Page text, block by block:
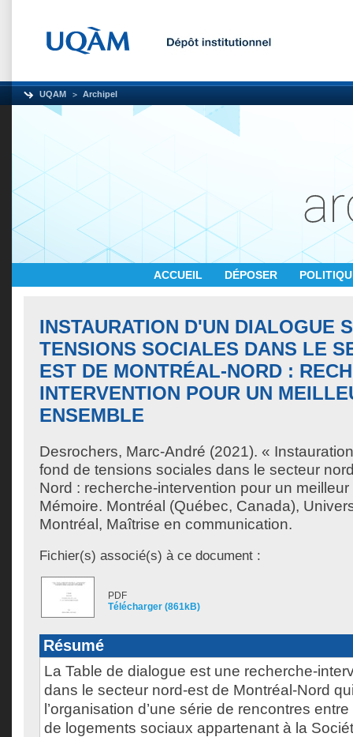
UQAM Archipel
ACCUEIL DÉPOSER
INSTAURATION D'UN DIALOGUE
TENSIONS SOCIALES DANS LE
EST DE MONTRÉAL-NORD :
INTERVENTION POUR UN
ENSEMBLE
Desrochers, Marc-André (2021). «
fond de tensions sociales dans le secteur
Nord : recherche-intervention pour un
Mémoire. Montréal (Québec, Canada),
Montréal, Maîtrise en communication.
Fichier(s) associé(s) à ce document :
PDF
Télécharger (861kB)
Résumé
La Table de dialogue est une recherche-
dans le secteur nord-est de Montréal-Nord
l’organisation d’une série de rencontres
de logements sociaux appartenant à la